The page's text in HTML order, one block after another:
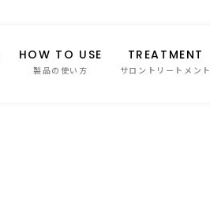
HOW TO USE
製品の使い方
TREATMENT
サロントリートメント